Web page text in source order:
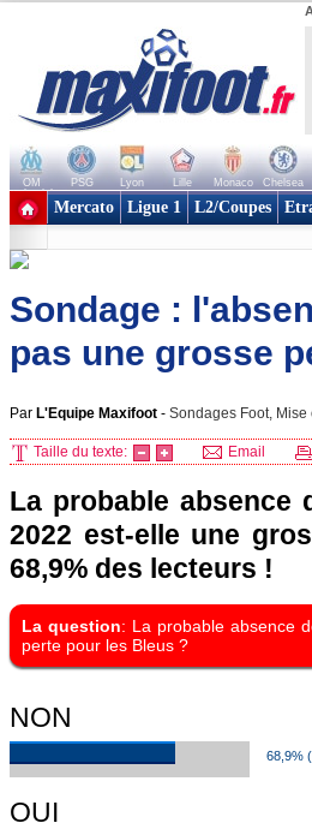
OM PSG Lyon Lille Monaco Chelsea
+ de clubs
Mercato Ligue 1 L2/Coupes
Sondage :
pas une grosse
Par L'Equipe Maxifoot - Sondages Foot, Mise
Taille du texte: Email
La probable absence
2022 est-elle une
68,9% des lecteurs !
La question: La probable absence
perte pour les Bleus ?
NON
68,9%
OUI